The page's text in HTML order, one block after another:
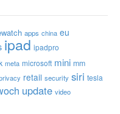
apps china eu
ipad ipadpro
meta microsoft mini mm
retail security siri tesla
update video